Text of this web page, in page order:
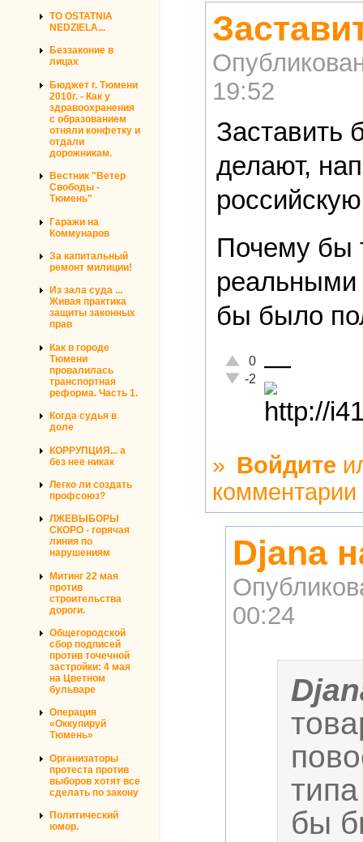
TO OSTATNIA
NEDZIELA...
Беззаконие в
лицах
Бюджет г. Тюмени
2010г. - Как у
здравоохранения
с образованием
отняли конфетку и
отдали
дорожникам.
Вестник "Ветер
Свободы -
Тюмень"
Гаражи на
Коммунаров
За капитальный
ремонт милиции!
Из зала суда ...
Живая практика
защиты законных
прав
Как в городе
Тюмени
провалилась
транспортная
реформа. Часть 1.
Когда судья в
доле
КОРРУПЦИЯ... а
без нее никак
Легко ли создать
профсоюз?
ЛЖЕВЫБОРЫ
СКОРО - горячая
линия по
нарушениям
Митинг 22 мая
против
строительства
дороги.
Общегородской
сбор подписей
против точечной
застройки: 4 мая
на Цветном
бульваре
Операция
«Оккупируй
Тюмень»
Организаторы
протеста против
выборов хотят все
сделать по закону
Политический
юмор.
19:52
Заставить
делают,
Почему бы
реальными
бы было
Отлично!
0
Неадекватно!
-2 —
» Войдите
комментарии
Djana
00:24
бы